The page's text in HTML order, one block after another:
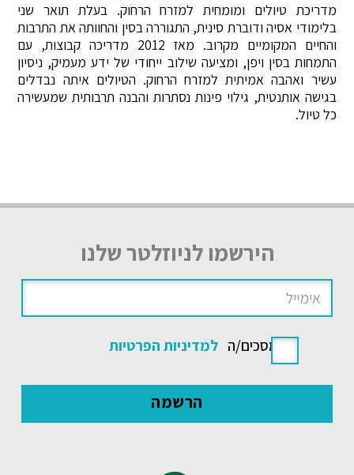
מדריכת טיולים ומומחית למזרח הרחוק. בעלת תואר שני
בלימודי אסיה ודוברת סינית, התגוררה בסין והחוותה את התרבות
והחיים המקומיים מקרוב. מאז 2012 מדריכה קבוצות, עם
התמחות בסין ויפן, ומציעה שילוב ייחודי של ידע מעמיק, ניסיון
עשיר ואהבה אמיתית למזרח הרחוק. הטיולים איתה נבדלים
בגישה אותנטית, גילוי פינות נסתרות והבנה תרבותית שמעשירה
כל טיול.
הירשמו לניוזלטר שלנו
אני מסכים/ה למדיניות הפרטיות